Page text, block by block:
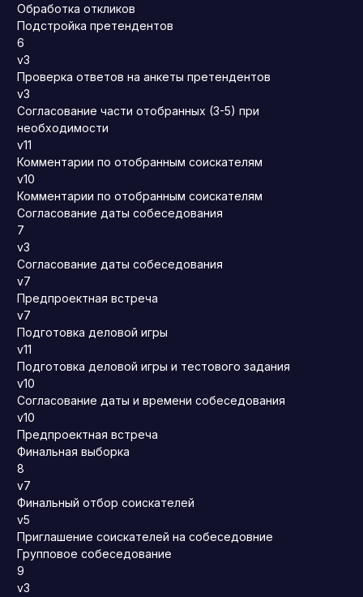
Обработка откликов
Подстройка претендентов
6
v3
Проверка ответов на анкеты претендентов
v3
Согласование части отобранных (3-5) при
необходимости
v11
Комментарии по отобранным соискателям
v10
Комментарии по отобранным соискателям
Согласование даты собеседования
7
v3
Согласование даты собеседования
v7
Предпроектная встреча
v7
Подготовка деловой игры
v11
Подготовка деловой игры и тестового задания
v10
Согласование даты и времени собеседования
v10
Предпроектная встреча
Финальная выборка
8
v7
Финальный отбор соискателей
v5
Приглашение соискателей на собеседовние
Групповое собеседование
9
v3